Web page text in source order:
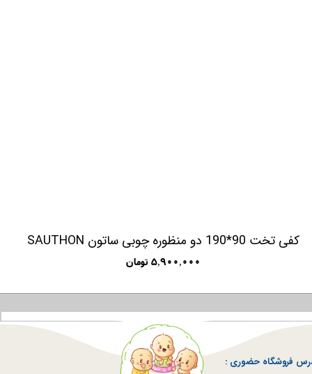
کفی تخت 90*190 دو منظوره چوبی ساتون SAUTHON
۵,۹۰۰,۰۰۰ تومان
فروشگاه حضوری :